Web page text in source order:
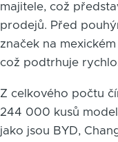
majitele, což
prodejů. Před
značek na
což podtrhuje
Z celkového počtu
244 000 kusů
jako jsou BYD,